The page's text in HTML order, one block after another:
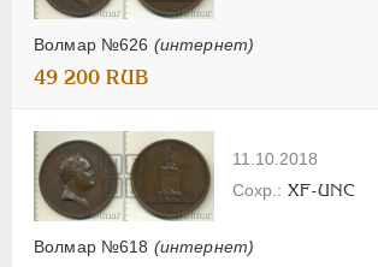
Волмар №626 (интернет)
49 200 RUB
11.10.2018
Волмар №618 (интернет)
XF-UNC